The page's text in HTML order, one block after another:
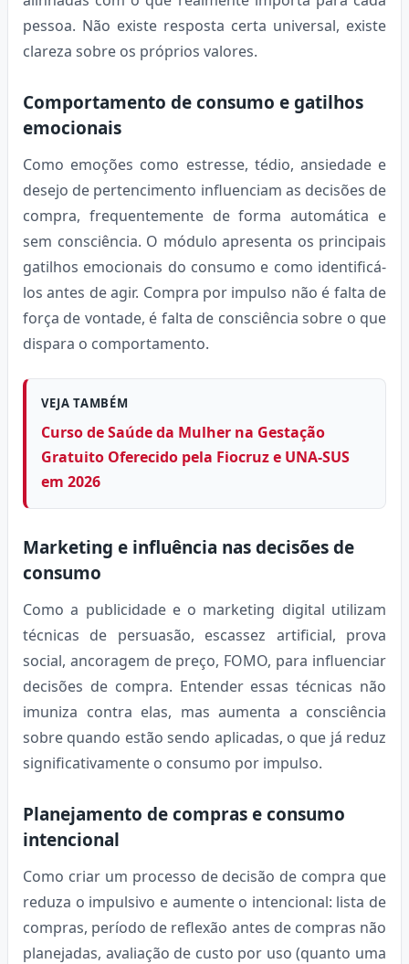
pessoa. Não existe resposta certa universal, existe
clareza sobre os próprios valores.
Comportamento de consumo e gatilhos
emocionais
Como emoções como estresse, tédio, ansiedade e
desejo de pertencimento influenciam as decisões de
compra, frequentemente de forma automática e
sem consciência. O módulo apresenta os principais
gatilhos emocionais do consumo e como identificá-
los antes de agir. Compra por impulso não é falta de
força de vontade, é falta de consciência sobre o que
dispara o comportamento.
VEJA TAMBÉM
Curso de Saúde da Mulher na Gestação
Gratuito Oferecido pela Fiocruz e UNA-SUS
em 2026
Marketing e influência nas decisões de
consumo
Como a publicidade e o marketing digital utilizam
técnicas de persuasão, escassez artificial, prova
social, ancoragem de preço, FOMO, para influenciar
decisões de compra. Entender essas técnicas não
imuniza contra elas, mas aumenta a consciência
sobre quando estão sendo aplicadas, o que já reduz
significativamente o consumo por impulso.
Planejamento de compras e consumo
intencional
Como criar um processo de decisão de compra que
reduza o impulsivo e aumente o intencional: lista de
compras, período de reflexão antes de compras não
planejadas, avaliação de custo por uso (quanto uma